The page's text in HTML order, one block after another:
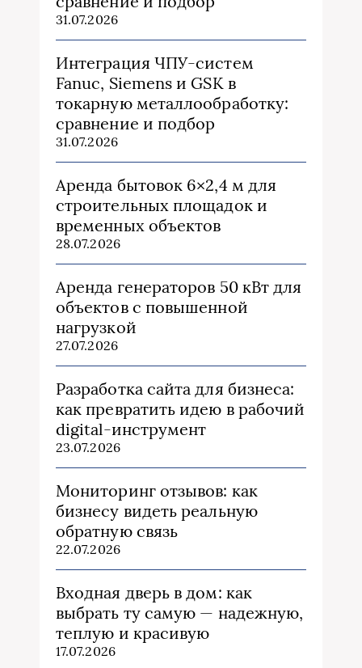
31.07.2026
Интеграция ЧПУ-систем
Fanuc, Siemens и GSK в
токарную металлообработку:
сравнение и подбор
31.07.2026
Аренда бытовок 6×2,4 м для
строительных площадок и
временных объектов
28.07.2026
Аренда генераторов 50 кВт для
объектов с повышенной
нагрузкой
27.07.2026
Разработка сайта для бизнеса:
как превратить идею в рабочий
digital-инструмент
23.07.2026
Мониторинг отзывов: как
бизнесу видеть реальную
обратную связь
22.07.2026
Входная дверь в дом: как
выбрать ту самую — надежную,
теплую и красивую
17.07.2026